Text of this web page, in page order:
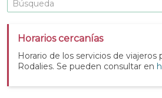
Horarios cercanías
Horario de los servicios de
Rodalies. Se pueden consultar en